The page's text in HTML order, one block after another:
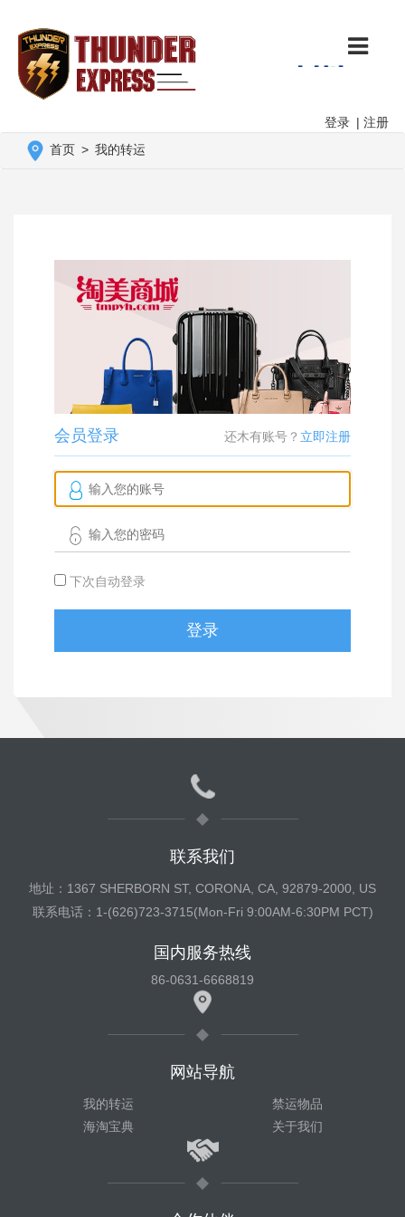
登录 | 注册
首页 > 我的转运
会员登录 还木有账号？ 立即注册
下次自动登录
联系我们
地址：1367 SHERBORN ST, CORONA, CA, 92879-2000, US
联系电话：1-(626)723-3715(Mon-Fri 9:00AM-6:30PM PCT)
国内服务热线
86-0631-6668819
网站导航
我的转运
禁运物品
海淘宝典
关于我们